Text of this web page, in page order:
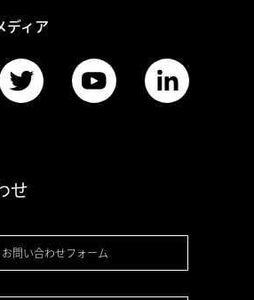
ディア
せ
お問い合わせフォーム